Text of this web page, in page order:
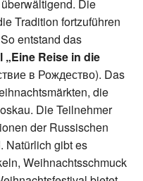
Die
Tradition fortzuführen
entstand das
„Eine Reise in die
в Рождество). Das
die
Die Teilnehmer
der Russischen
Natürlich gibt es
Weihnachtsschmuck